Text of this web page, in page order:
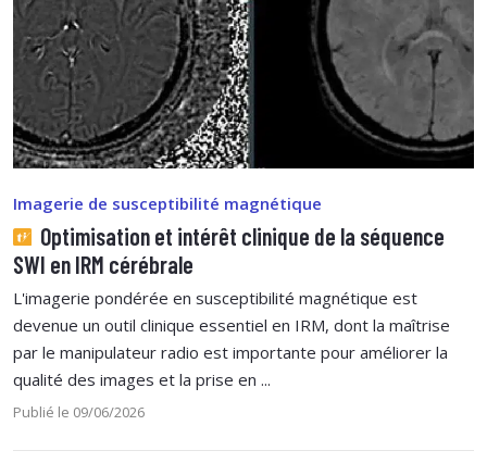
Imagerie de susceptibilité magnétique
Optimisation et intérêt clinique de la séquence
SWI en IRM cérébrale
L'imagerie pondérée en susceptibilité magnétique est
devenue un outil clinique essentiel en IRM, dont la maîtrise
par le manipulateur radio est importante pour améliorer la
qualité des images et la prise en ...
Publié le 09/06/2026